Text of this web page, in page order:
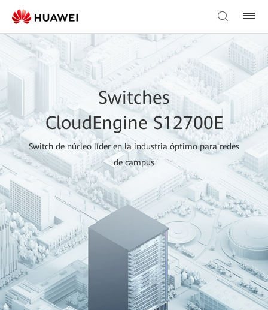
Switches
CloudEngine S12700E
Switch de núcleo líder en la industria óptimo para redes
de campus